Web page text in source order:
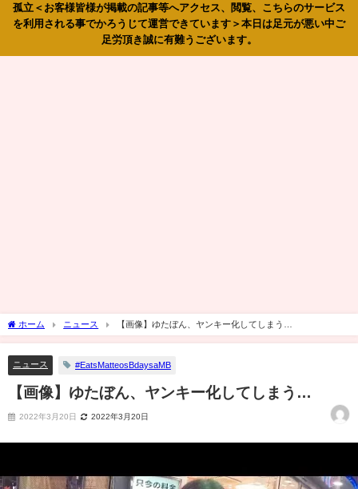
孤立＜お客様皆様が掲載の記事等へアクセス、閲覧、こちらのサービス
を利用される事でかろうじて運営できています＞本日は足元が悪い中ご
足労頂き誠に有難うございます。
ホーム ニュース 【画像】ゆたぼん、ヤンキー化してしまう…
ニュース #EatsMatteosBdaysaMB
【画像】ゆたぼん、ヤンキー化してしまう…
2022年3月20日 2022年3月20日